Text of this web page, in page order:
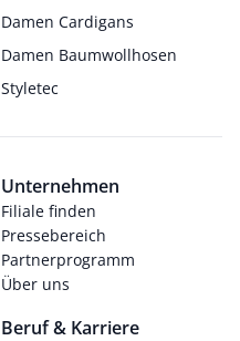
Damen Cardigans
Damen Baumwollhosen
Styletec
Unternehmen
Filiale finden
Pressebereich
Partnerprogramm
Über uns
Beruf & Karriere